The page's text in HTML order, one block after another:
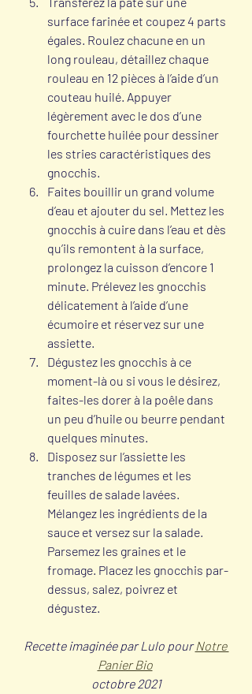
surface farinée et coupez 4 parts
égales. Roulez chacune en un
long rouleau, détaillez chaque
rouleau en 12 pièces à l’aide d’un
couteau huilé. Appuyer
légèrement avec le dos d’une
fourchette huilée pour dessiner
les stries caractéristiques des
gnocchis.
Faites bouillir un grand volume
d’eau et ajouter du sel. Mettez les
gnocchis à cuire dans l’eau et dès
qu’ils remontent à la surface,
prolongez la cuisson d’encore 1
minute. Prélevez les gnocchis
délicatement à l’aide d’une
écumoire et réservez sur une
assiette.
Dégustez les gnocchis à ce
moment-là ou si vous le désirez,
faites-les dorer à la poêle dans
un peu d’huile ou beurre pendant
quelques minutes.
Disposez sur l’assiette les
tranches de légumes et les
feuilles de salade lavées.
Mélangez les ingrédients de la
sauce et versez sur la salade.
Parsemez les graines et le
fromage. Placez les gnocchis par-
dessus, salez, poivrez et
dégustez.
Recette imaginée par Lulo pour Notre
Panier Bio
octobre 2021